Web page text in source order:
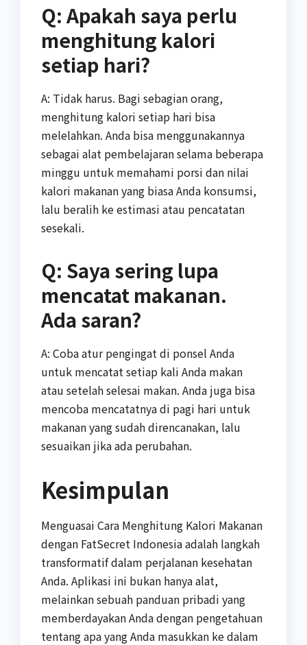
Q: Apakah saya perlu
menghitung kalori
setiap hari?
A: Tidak harus. Bagi sebagian orang,
menghitung kalori setiap hari bisa
melelahkan. Anda bisa menggunakannya
sebagai alat pembelajaran selama beberapa
minggu untuk memahami porsi dan nilai
kalori makanan yang biasa Anda konsumsi,
lalu beralih ke estimasi atau pencatatan
sesekali.
Q: Saya sering lupa
mencatat makanan.
Ada saran?
A: Coba atur pengingat di ponsel Anda
untuk mencatat setiap kali Anda makan
atau setelah selesai makan. Anda juga bisa
mencoba mencatatnya di pagi hari untuk
makanan yang sudah direncanakan, lalu
sesuaikan jika ada perubahan.
Kesimpulan
Menguasai Cara Menghitung Kalori Makanan
dengan FatSecret Indonesia adalah langkah
transformatif dalam perjalanan kesehatan
Anda. Aplikasi ini bukan hanya alat,
melainkan sebuah panduan pribadi yang
memberdayakan Anda dengan pengetahuan
tentang apa yang Anda masukkan ke dalam